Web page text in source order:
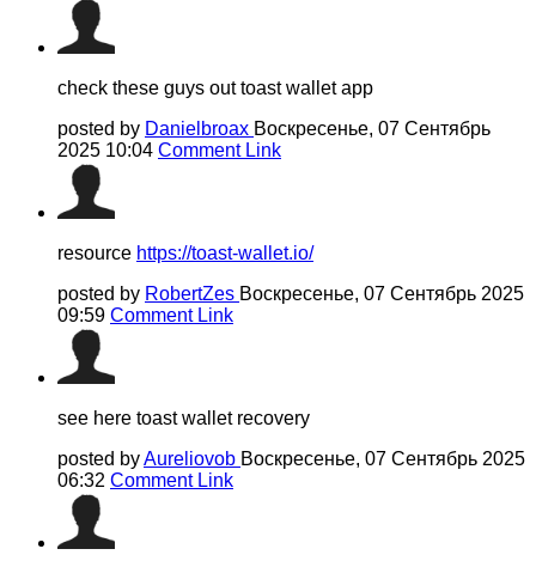
check these guys out toast wallet app
posted by Danielbroax Воскресенье, 07 Сентябрь
2025 10:04 Comment Link
resource https://toast-wallet.io/
posted by RobertZes Воскресенье, 07 Сентябрь 2025
09:59 Comment Link
see here toast wallet recovery
posted byAureliovob Воскресенье, 07 Сентябрь 2025
06:32 Comment Link